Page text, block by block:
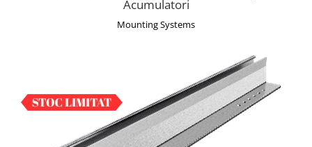
Baterii Industriale
Acumulatori
Acumulatori
Mounting Systems